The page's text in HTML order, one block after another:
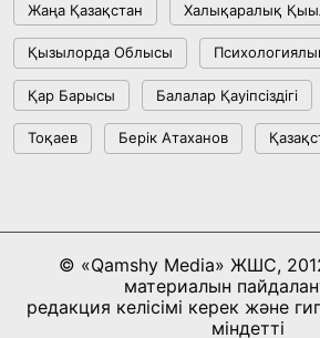
Мемлекет басшысы Көбейтұз
күйіне назар аударды
18:22, 17 Шілде 2026
10:28, 15 Шілде 2026
Қазақстан ҰҚК: уақыт сын-
ұлттық мүддені қорғау
Жаңа Қазақстан Халықаралық
Қызылорда Облысы
Қар Барысы Балалар Қауіпсіздігі
Тоқаев Берік Атаханов
© «Qamshy Media» ЖШС,
материалын
редакция келісімі керек және
міндетті